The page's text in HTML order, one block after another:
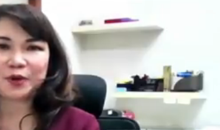
harus dilakukan secara berkala, setidaknya
aset kelas investasi, perubahan tujuan investasi,
saksikan dialog Daniel Wiguna dengan
Setiawan dalam Investime, CNBC Indonesia